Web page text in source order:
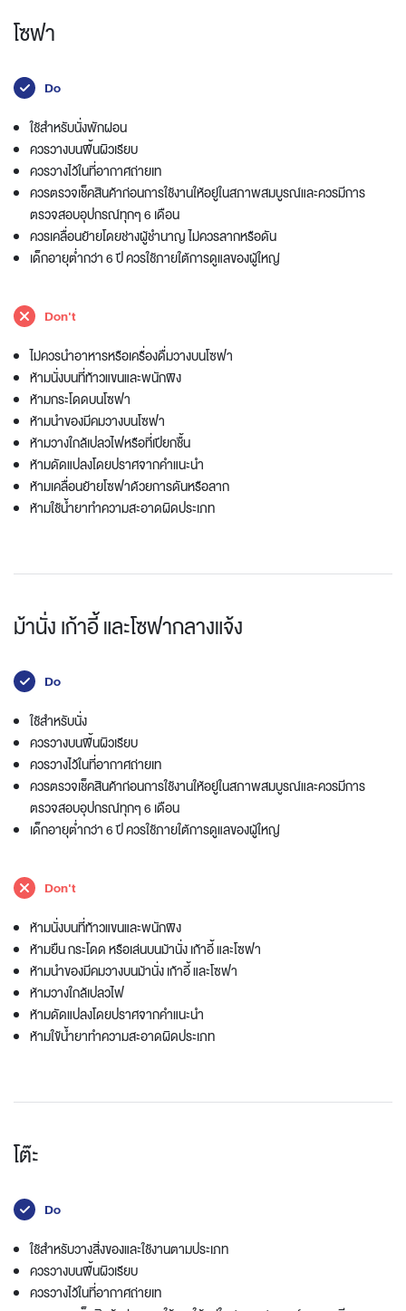
โซฟา
Do
ใช้สำหรับนั่งพักผ่อน
ควรวางบนพื้นผิวเรียบ
ควรวางไว้ในที่อากาศถ่ายเท
ควรตรวจเช็คสินค้าก่อนการใช้งานให้อยู่ในสภาพสมบูรณ์และควรมีการ
ตรวจสอบอุปกรณ์ทุกๆ 6 เดือน
ควรเคลื่อนย้ายโดยช่างผู้ชำนาญ ไม่ควรลากหรือดัน
เด็กอายุต่ำกว่า 6 ปี ควรใช้ภายใต้การดูแลของผู้ใหญ่
Don't
ไม่ควรนำอาหารหรือเครื่องดื่มวางบนโซฟา
ห้ามนั่งบนที่ท้าวแขนและพนักพิง
ห้ามกระโดดบนโซฟา
ห้ามนำของมีคมวางบนโซฟา
ห้ามวางใกล้เปลวไฟหรือที่เปียกชื้น
ห้ามดัดแปลงโดยปราศจากคำแนะนำ
ห้ามเคลื่อนย้ายโซฟาด้วยการดันหรือลาก
ห้ามใช้น้ำยาทำความสะอาดผิดประเภท
ม้านั่ง เก้าอี้ และโซฟากลางแจ้ง
Do
ใช้สำหรับนั่ง
ควรวางบนพื้นผิวเรียบ
ควรวางไว้ในที่อากาศถ่ายเท
ควรตรวจเช็คสินค้าก่อนการใช้งานให้อยู่ในสภาพสมบูรณ์และควรมีการ
ตรวจสอบอุปกรณ์ทุกๆ 6 เดือน
เด็กอายุต่ำกว่า 6 ปี ควรใช้ภายใต้การดูแลของผู้ใหญ่
Don't
ห้ามนั่งบนที่ท้าวแขนและพนักพิง
ห้ามยืน กระโดด หรือเล่นบนม้านั่ง เก้าอี้ และโซฟา
ห้ามนำของมีคมวางบนม้านั่ง เก้าอี้ และโซฟา
ห้ามวางใกล้เปลวไฟ
ห้ามดัดแปลงโดยปราศจากคำแนะนำ
ห้ามใข้น้ำยาทำความสะอาดผิดประเภท
โต๊ะ
Do
ใช้สำหรับวางสิ่งของและใช้งานตามประเภท
ควรวางบนพื้นผิวเรียบ
ควรวางไว้ในที่อากาศถ่ายเท